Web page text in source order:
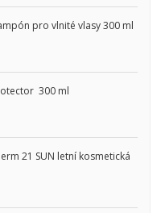
pro vlnité vlasy 300 ml
300 ml
21 SUN letní kosmetická